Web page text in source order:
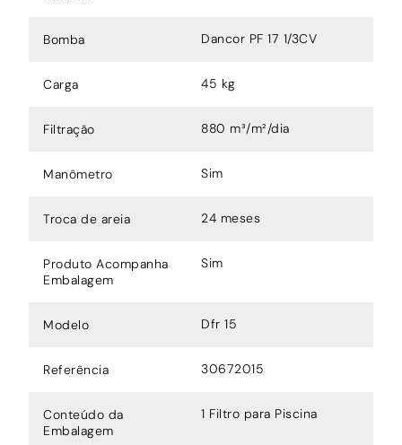
Bomba Dancor PF 17 1/3CV
Carga 45 kg
Filtração 880 m³/m²/dia
Manômetro Sim
Troca de areia 24 meses
Produto Acompanha
Embalagem
Sim
Modelo Dfr 15
Referência 30672015
Conteúdo da
Embalagem
1 Filtro para Piscina